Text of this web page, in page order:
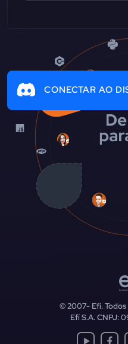
CONECTAR AO
© 2007-Efí. Todos
Efí S.A. CNPJ: